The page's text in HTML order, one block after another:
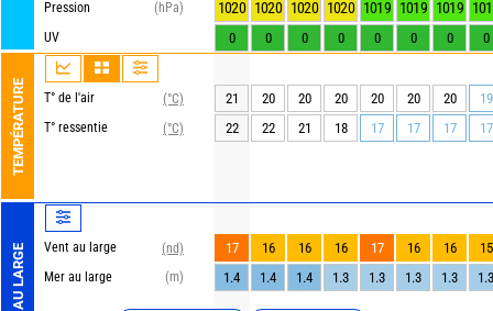
Pression
(hPa)
UV
TEMPÉRATURE T° de l'air
(°C)
T° ressentie
(°C)
AU LARGE Vent au large
(nd)
Mer au large
(m)
1020 1020 1020 1020 1019 1019 1019
0 0 0 0 0 0 0 0
21 20 20 20 20 20 20
19
22
22 21 18 17 17 17 17
17 16 16 16 17 16 16
15
1.4
1.4 1.4 1.3 1.3 1.3 1.3 1.3